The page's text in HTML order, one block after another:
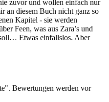
zuvor und wollen einfach nur
an diesem Buch nicht ganz so
Kapitel - sie werden
Feen, was aus Zara’s und
Etwas einfallslos. Aber
Bewertungen werden vor